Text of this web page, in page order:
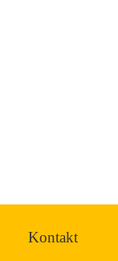
Kontakt